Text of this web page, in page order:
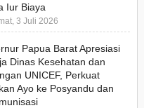
Iur Biaya
3 Juli 2026
Papua Barat Apresiasi
Dinas Kesehatan dan
UNICEF, Perkuat
Ayo ke Posyandu dan